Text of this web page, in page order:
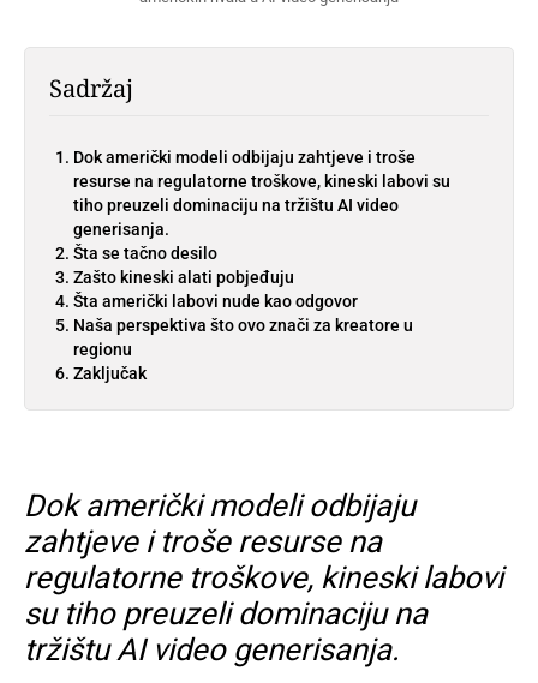
Sadržaj
Dok američki modeli odbijaju zahtjeve i troše
resurse na regulatorne troškove, kineski labovi su
tiho preuzeli dominaciju na tržištu AI video
generisanja.
Šta se tačno desilo
Zašto kineski alati pobjeđuju
Šta američki labovi nude kao odgovor
Naša perspektiva što ovo znači za kreatore u
regionu
Zaključak
Dok američki modeli odbijaju
zahtjeve i troše resurse na
regulatorne troškove, kineski labovi
su tiho preuzeli dominaciju na
tržištu AI video generisanja.